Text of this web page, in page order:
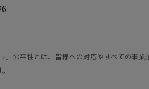
。公平性とは、皆様への対応やすべての事